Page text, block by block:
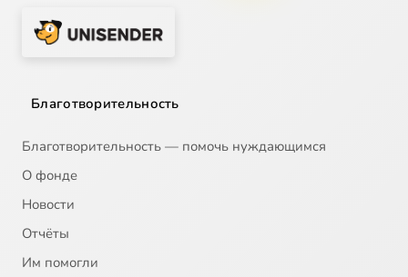
Благотворительность
Благотворительность — помочь нуждающимся
О фонде
Новости
Отчёты
Им помогли